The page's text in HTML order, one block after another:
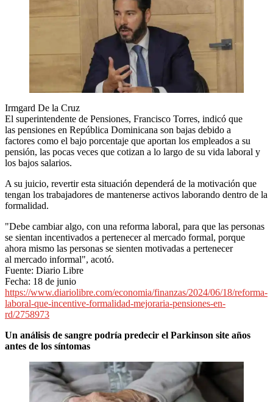
Irmgard De la Cruz
El superintendente de Pensiones, Francisco Torres, indicó que
las pensiones en República Dominicana son bajas debido a
factores como el bajo porcentaje que aportan los empleados a su
pensión, las pocas veces que cotizan a lo largo de su vida laboral y
los bajos salarios.
A su juicio, revertir esta situación dependerá de la motivación que
tengan los trabajadores de mantenerse activos laborando dentro de la
formalidad.
"Debe cambiar algo, con una reforma laboral, para que las personas
se sientan incentivados a pertenecer al mercado formal, porque
ahora mismo las personas se sienten motivadas a pertenecer
al mercado informal", acotó.
Fuente: Diario Libre
Fecha: 18 de junio
https://www.diariolibre.com/economia/finanzas/2024/06/18/reforma-
laboral-que-incentive-formalidad-mejoraria-pensiones-en-
rd/2758973
Un análisis de sangre podría predecir el Parkinson site años
antes de los síntomas